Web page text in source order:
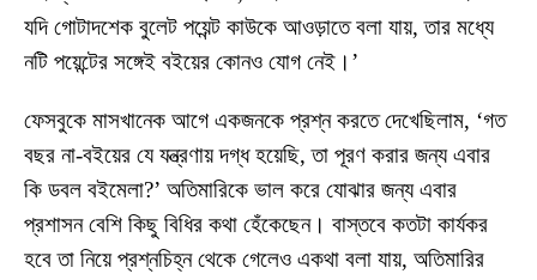
যদি গোটাদশেক বুলেট পয়েন্ট কাউকে আওড়াতে বলা যায়, তার মধ্যে
নটি পয়েন্টের সঙ্গেই বইয়ের কোনও যোগ নেই।’
ফেসবুকে মাসখানেক আগে একজনকে প্রশ্ন করতে দেখেছিলাম, ‘গত
বছর না-বইয়ের যে যন্ত্রণায় দগ্ধ হয়েছি, তা পূরণ করার জন্য এবার
কি ডবল বইমেলা?’ অতিমারিকে ভাল করে যোঝার জন্য এবার
প্রশাসন বেশি কিছু বিধির কথা হেঁকেছেন। বাস্তবে কতটা কার্যকর
হবে তা নিয়ে প্রশ্নচিহ্ন থেকে গেলেও একথা বলা যায়, অতিমারির